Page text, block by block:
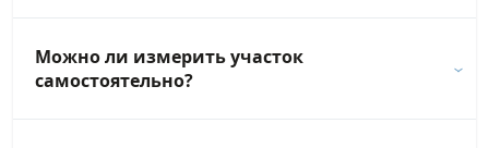
Можно ли измерить участок
самостоятельно?